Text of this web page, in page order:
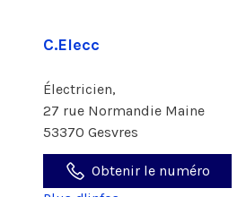
C.Elecc
Électricien,
27 rue Normandie Maine
53370 Gesvres
Obtenir le numéro